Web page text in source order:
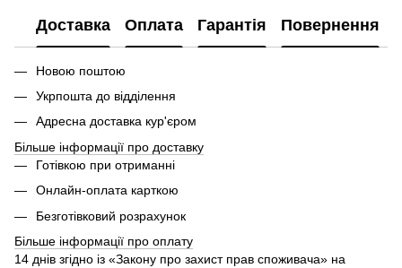
Доставка Оплата Гарантія Повернення
Новою поштою
Укрпошта до відділення
Адресна доставка кур'єром
Більше інформації про доставку
Готівкою при отриманні
Онлайн-оплата карткою
Безготівковий розрахунок
Більше інформації про оплату
14 днів згідно із «Закону про захист прав споживача» на